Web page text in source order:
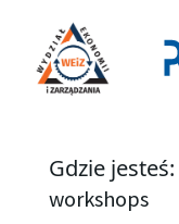
Gdzie jesteś:
workshops